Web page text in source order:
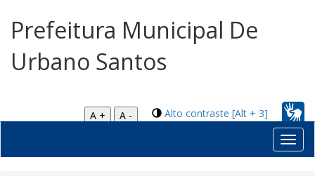
Prefeitura Municipal De
Urbano Santos
Alto contraste [Alt + 3]
A +
A -